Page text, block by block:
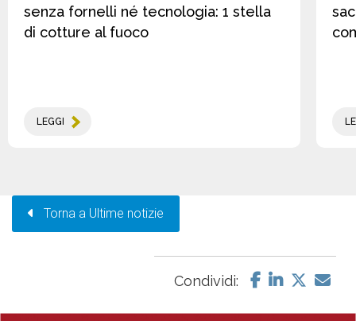
senza fornelli né tecnologia: 1 stella
di cotture al fuoco
LEGGI
Torna a Ultime notizie
Condividi: